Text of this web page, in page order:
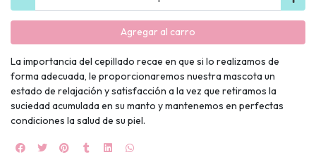
Agregar al carro
La importancia del cepillado recae en que si lo realizamos de
forma adecuada, le proporcionaremos nuestra mascota un
estado de relajación y satisfacción a la vez que retiramos la
suciedad acumulada en su manto y mantenemos en perfectas
condiciones la salud de su piel.